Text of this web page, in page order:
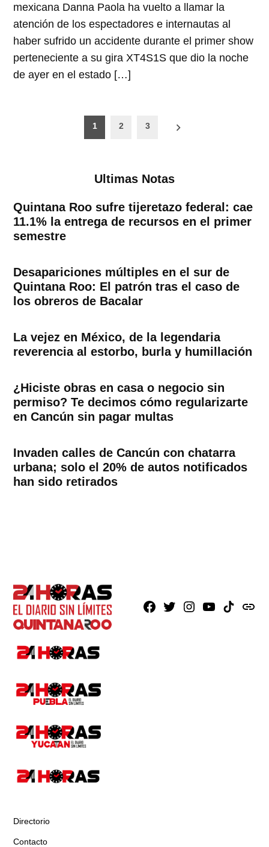
mexicana Danna Paola ha vuelto a llamar la
atención de los espectadores e internautas al
haber sufrido un accidente durante el primer show
perteneciente a su gira XT4S1S que dio la noche
de ayer en el estado […]
1 2 3
Ultimas Notas
Quintana Roo sufre tijeretazo federal: cae
11.1% la entrega de recursos en el primer
semestre
Desapariciones múltiples en el sur de
Quintana Roo: El patrón tras el caso de
los obreros de Bacalar
La vejez en México, de la legendaria
reverencia al estorbo, burla y humillación
¿Hiciste obras en casa o negocio sin
permiso? Te decimos cómo regularizarte
en Cancún sin pagar multas
Invaden calles de Cancún con chatarra
urbana; solo el 20% de autos notificados
han sido retirados
Facebook
X Instagram
YoutubeTikTokissuu
Directorio
Contacto